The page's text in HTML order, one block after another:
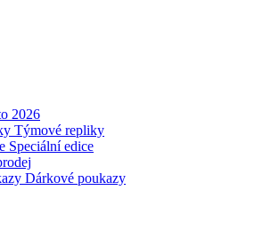
2026
Týmové repliky
Speciální edice
Dárkové poukazy